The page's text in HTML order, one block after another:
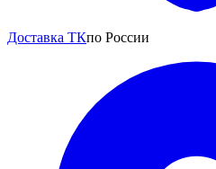
Доставка ТКпо России